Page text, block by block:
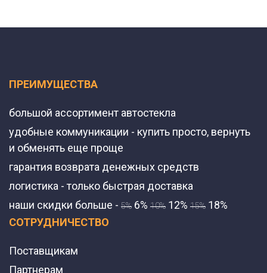
ПРЕИМУЩЕСТВА
большой ассортимент автостекла
удобные коммуникации - купить просто, вернуть
и обменять еще проще
гарантия возврата денежных средств
логистика - только быстрая доставка
наши скидки больше - 5% 6% 10% 12% 15% 18%
СОТРУДНИЧЕСТВО
Поставщикам
Партнерам